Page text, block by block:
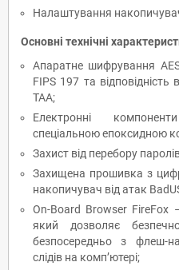
Налаштування
Основні технічні
Апаратне шифрування
FIPS 197 та
TAA;
Eлектронні
спеціальною епоксидною
Захист від перебору
Захищена прошивка з
накопичувач від атак
On-Board Browser FireFox
який дозволяє
безпосередньо з флеш-
слідів на комп’ютері;